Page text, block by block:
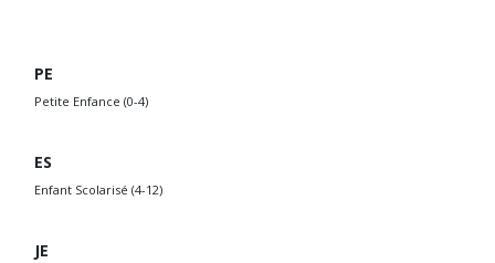
PE
Petite Enfance (0-4)
ES
Enfant Scolarisé (4-12)
JE